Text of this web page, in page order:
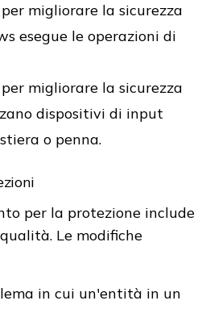
migliorare la sicurezza
esegue le operazioni di
migliorare la sicurezza
dispositivi di input
o penna.
per la protezione include
Le modifiche
in cui un'entità in un